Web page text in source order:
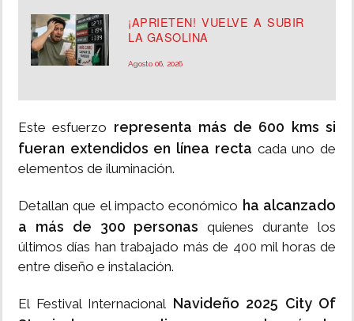
¡APRIETEN! VUELVE A SUBIR
LA GASOLINA
Agosto 06, 2026
Este esfuerzo representa más de 600 kms si
fueran extendidos en línea recta cada uno de
elementos de iluminación.
Detallan que el impacto económico ha alcanzado
a más de 300 personas quienes durante los
últimos días han trabajado más de 400 mil horas de
entre diseño e instalación.
El Festival Internacional Navideño 2025 City Of